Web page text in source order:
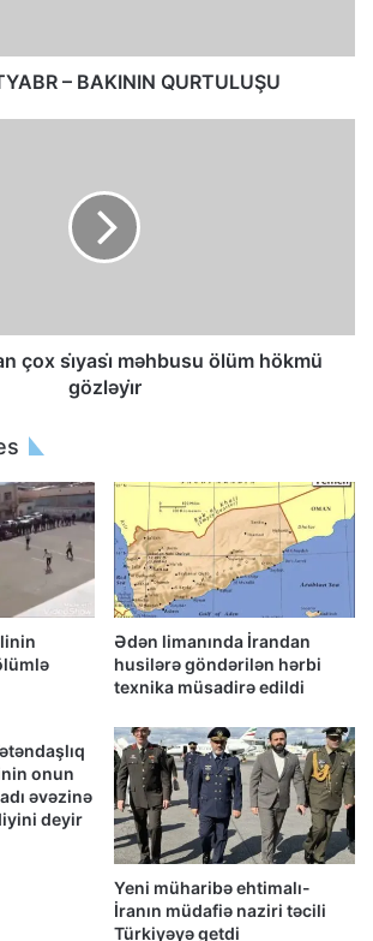
– BAKININ QURTULUŞU
çox si̇yasi̇ məhbusu ölüm hökmü
gözləyi̇r
Ədən limanında İrandan
husilərə göndərilən hərbi
texnika müsadirə edildi
onun
əvəzinə
deyir
Yeni müharibə ehtimalı-
İranın müdafiə naziri təcili
Türkiyəyə getdi